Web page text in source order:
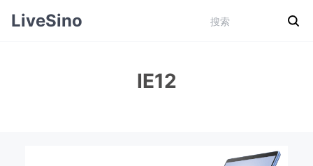
LiveSino
IE12